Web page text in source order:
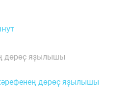
дөрөҫ яҙылышы
дөрөҫ яҙылышы